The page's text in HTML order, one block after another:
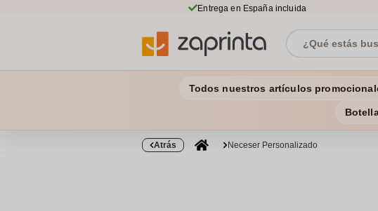
Entrega en España incluida
Todos nuestros artículos
Atrás Neceser Personalizado